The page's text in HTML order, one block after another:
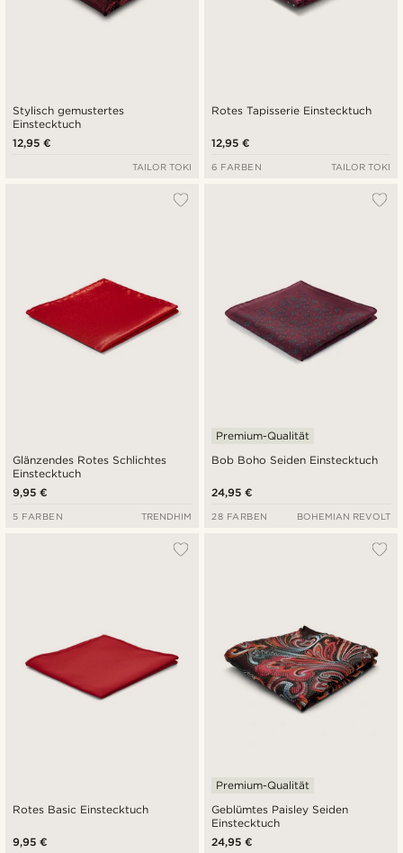
Stylisch gemustertes
Einstecktuch
12,95 €
TAILOR TOKI
Rotes Tapisserie Einstecktuch
12,95 €
6 FARBEN TAILOR TOKI
Glänzendes Rotes Schlichtes
Einstecktuch
9,95 €
5 FARBEN TRENDHIM
Bob Boho Seiden Einstecktuch
Premium-Qualität
24,95 €
28 FARBEN BOHEMIAN REVOLT
Rotes Basic Einstecktuch
9,95 €
Geblümtes Paisley Seiden
Einstecktuch
Premium-Qualität
24,95 €